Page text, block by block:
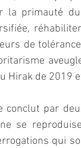
la primauté
de
Hirak de 2019
conclut par
se
qui